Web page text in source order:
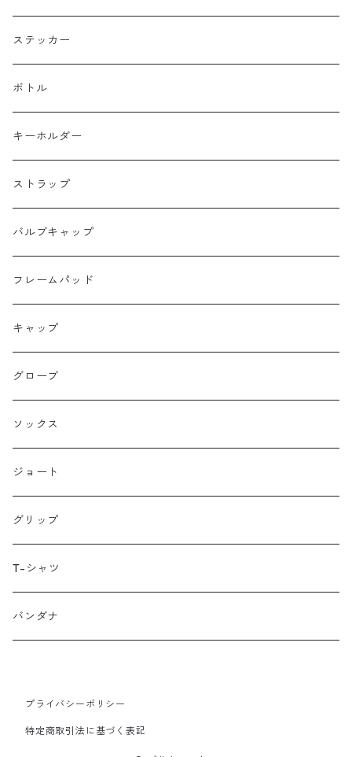
BOGEWORKS
Burrito House Original
CAMELCHOPS
Dripper cycle
Ellum Bag Works
Farewell
Farther Bag Co
HANDUP
HMPL
Loophole Bags
Lords Luggage
LUGS NOT DRUGS
MECHANIX WEAR
Nerpa Gear
フォークバッグ
ステムバッグ
フレームバッグ
ドリンクバッグ
リアトップチューブバッグ
サドルバッグ
サコッシュ
ポーチ・財布
バックパック
ステッカー
ボトル
キーホルダー
ストラップ
バルブキャップ
フレームパッド
キャップ
グローブ
ソックス
ジョート
グリップ
T-シャツ
バンダナ
プライバシーポリシー
特定商取引法に基づく表記